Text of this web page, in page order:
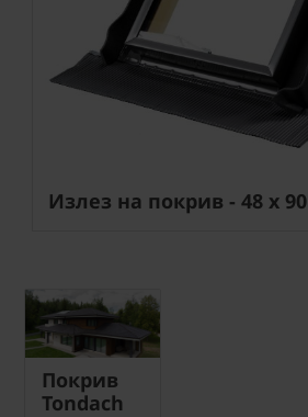
Излез на покрив - 48 х 90
Next
Покрив
Tondach